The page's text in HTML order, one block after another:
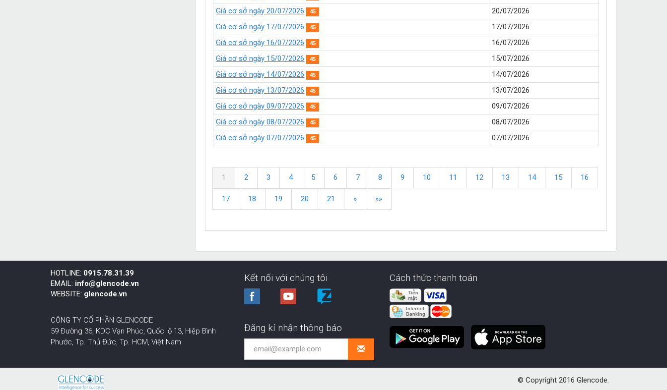
Giá cơ sở ngày 20/07/2026
45
20/07/2026
Giá cơ sở ngày 17/07/2026
45
17/07/2026
Giá cơ sở ngày 16/07/2026
45
16/07/2026
Giá cơ sở ngày 15/07/2026
45
15/07/2026
Giá cơ sở ngày 14/07/2026
45
14/07/2026
Giá cơ sở ngày 13/07/2026
45
13/07/2026
Giá cơ sở ngày 09/07/2026
45
09/07/2026
Giá cơ sở ngày 08/07/2026
45
08/07/2026
Giá cơ sở ngày 07/07/2026
45 07/07/2026
1 2 3 4 5 6 7 8 9 10 11 12 13 14 15 16
17 18 19 20 21 » »»
HOTLINE: 0915.78.31.39
EMAIL: info@glencode.vn
WEBSITE: glencode.vn
CÔNG TY CỔ PHẦN GLENCODE
59 Đường 36, KDC Vạn Phúc, Quốc lộ 13, Hiệp Bình
Phước, Tp. Thủ Đức, Tp. HCM, Việt Nam
Kết nối với chúng tôi Cách thức thanh toán
Đăng kí nhận thông báo
© Copyright 2016 Glencode.